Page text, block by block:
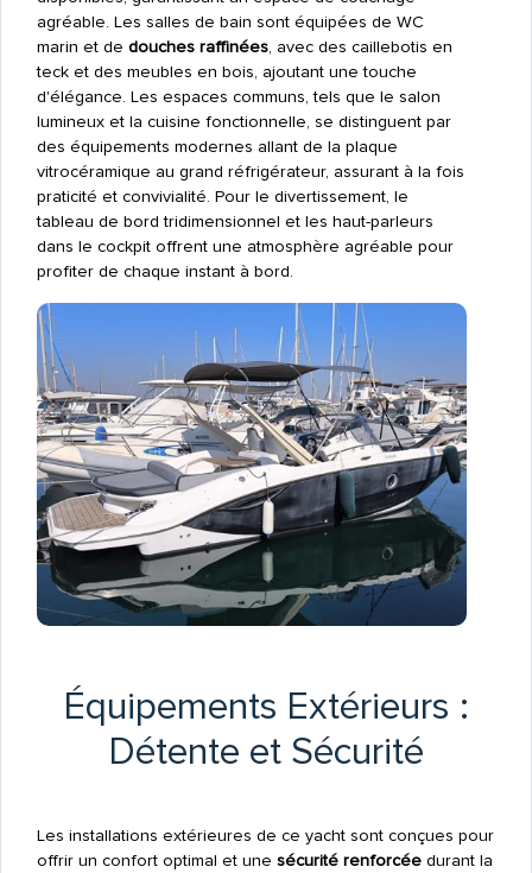
agréable. Les salles de bain sont équipées de WC
marin et de douches raffinées, avec des caillebotis en
teck et des meubles en bois, ajoutant une touche
d'élégance. Les espaces communs, tels que le salon
lumineux et la cuisine fonctionnelle, se distinguent par
des équipements modernes allant de la plaque
vitrocéramique au grand réfrigérateur, assurant à la fois
praticité et convivialité. Pour le divertissement, le
tableau de bord tridimensionnel et les haut-parleurs
dans le cockpit offrent une atmosphère agréable pour
profiter de chaque instant à bord.
Équipements Extérieurs :
Détente et Sécurité
Les installations extérieures de ce yacht sont conçues pour
offrir un confort optimal et une sécurité renforcéedurant la